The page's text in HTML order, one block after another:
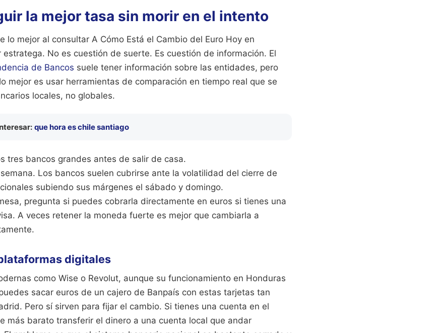
la mejor tasa sin morir en el intento
lo mejor al consultar A Cómo Está el Cambio del Euro Hoy en
estratega. No es cuestión de suerte. Es cuestión de información. El
de Bancos suele tener información sobre las entidades, pero
mejor es usar herramientas de comparación en tiempo real que se
locales, no globales.
que hora es chile santiago
tres bancos grandes antes de salir de casa.
Los bancos suelen cubrirse ante la volatilidad del cierre de
subiendo sus márgenes el sábado y domingo.
pregunta si puedes cobrarla directamente en euros si tienes una
A veces retener la moneda fuerte es mejor que cambiarla a
digitales
como Wise o Revolut, aunque su funcionamiento en Honduras
sacar euros de un cajero de Banpaís con estas tarjetas tan
Pero sí sirven para fijar el cambio. Si tienes una cuenta en el
más barato transferir el dinero a una cuenta local que andar